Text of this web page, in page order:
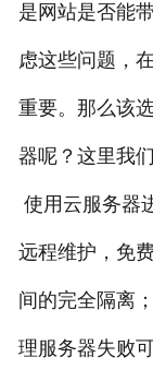
是网站是否能
虑这些问题，
重要。那么该
器呢？这里我
使用云服务器
远程维护，免
间的完全隔离
理服务器失败